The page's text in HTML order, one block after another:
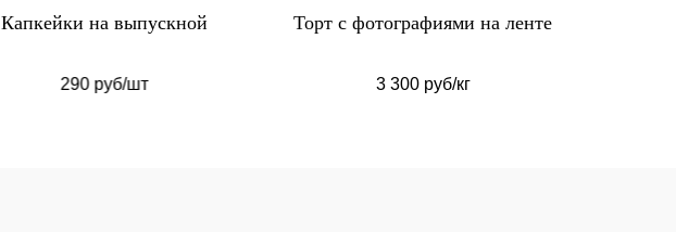
Капкейки на выпускной
290 руб/шт
Торт с фотографиями на ленте
3 300 руб/кг